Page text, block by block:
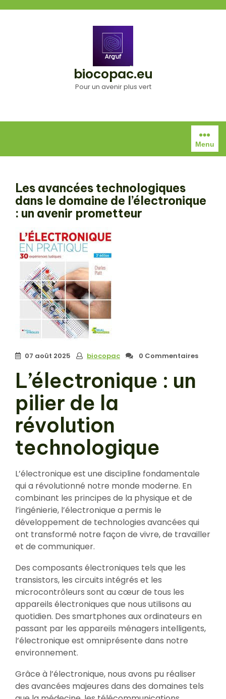
biocopac.eu
Pour un avenir plus vert
Menu
Les avancées technologiques
dans le domaine de l’électronique
: un avenir prometteur
07 août 2025 biocopac 0 Commentaires
L’électronique : un
pilier de la
révolution
technologique
L’électronique est une discipline fondamentale
qui a révolutionné notre monde moderne. En
combinant les principes de la physique et de
l’ingénierie, l’électronique a permis le
développement de technologies avancées qui
ont transformé notre façon de vivre, de travailler
et de communiquer.
Des composants électroniques tels que les
transistors, les circuits intégrés et les
microcontrôleurs sont au cœur de tous les
appareils électroniques que nous utilisons au
quotidien. Des smartphones aux ordinateurs en
passant par les appareils ménagers intelligents,
l’électronique est omniprésente dans notre
environnement.
Grâce à l’électronique, nous avons pu réaliser
des avancées majeures dans des domaines tels